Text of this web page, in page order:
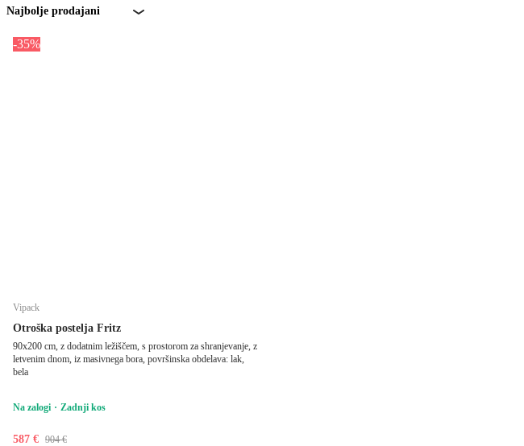
Najbolje prodajani
-35%
Vipack
Otroška postelja Fritz
90x200 cm, z dodatnim ležiščem, s prostorom za shranjevanje, z
letvenim dnom, iz masivnega bora, površinska obdelava: lak,
bela
Na zalogi Zadnji kos
587 € 904 €